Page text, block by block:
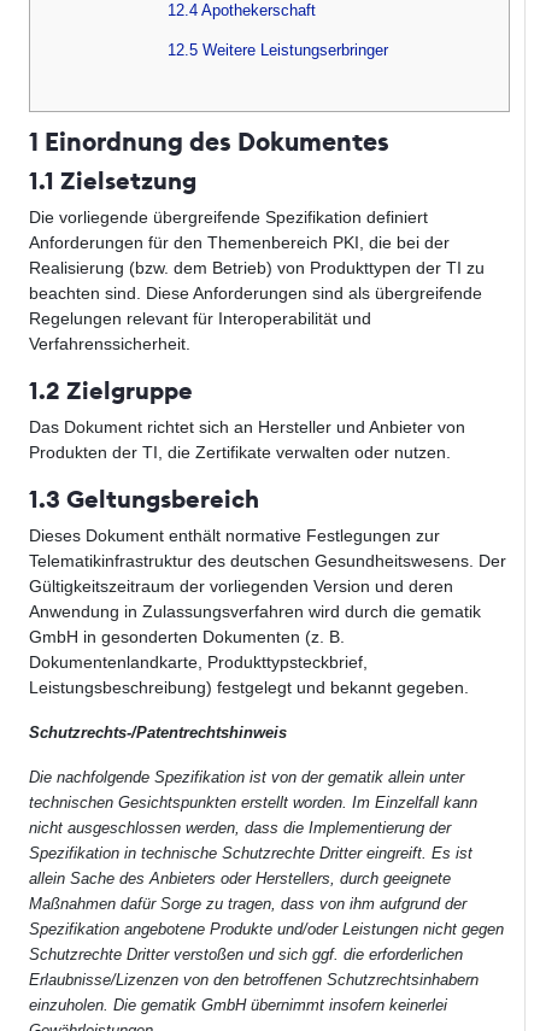
12.4 Apothekerschaft
12.5 Weitere Leistungserbringer
1 Einordnung des Dokumentes
1.1 Zielsetzung
Die vorliegende übergreifende Spezifikation definiert
Anforderungen für den Themenbereich PKI, die bei der
Realisierung (bzw. dem Betrieb) von Produkttypen der TI zu
beachten sind. Diese Anforderungen sind als übergreifende
Regelungen relevant für Interoperabilität und
Verfahrenssicherheit.
1.2 Zielgruppe
Das Dokument richtet sich an Hersteller und Anbieter von
Produkten der TI, die Zertifikate verwalten oder nutzen.
1.3 Geltungsbereich
Dieses Dokument enthält normative Festlegungen zur
Telematikinfrastruktur des deutschen Gesundheitswesens. Der
Gültigkeitszeitraum der vorliegenden Version und deren
Anwendung in Zulassungsverfahren wird durch die gematik
GmbH in gesonderten Dokumenten (z. B.
Dokumentenlandkarte, Produkttypsteckbrief,
Leistungsbeschreibung) festgelegt und bekannt gegeben.
Schutzrechts-/Patentrechtshinweis
Die nachfolgende Spezifikation ist von der gematik allein unter
technischen Gesichtspunkten erstellt worden. Im Einzelfall kann
nicht ausgeschlossen werden, dass die Implementierung der
Spezifikation in technische Schutzrechte Dritter eingreift. Es ist
allein Sache des Anbieters oder Herstellers, durch geeignete
Maßnahmen dafür Sorge zu tragen, dass von ihm aufgrund der
Spezifikation angebotene Produkte und/oder Leistungen nicht gegen
Schutzrechte Dritter verstoßen und sich ggf. die erforderlichen
Erlaubnisse/Lizenzen von den betroffenen Schutzrechtsinhabern
einzuholen. Die gematik GmbH übernimmt insofern keinerlei